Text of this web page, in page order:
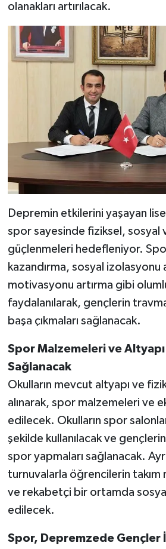
olanakları artırılacak.
Depremin etkilerini yaşayan
spor sayesinde fiziksel, sosyal
güçlenmeleri hedefleniyor.
kazandırma, sosyal izolasyonu
motivasyonu artırma gibi
faydalanılarak, gençlerin
başa çıkmaları sağlanacak.
Spor Malzemeleri ve
Sağlanacak
Okulların mevcut altyapı ve
alınarak, spor malzemeleri ve
edilecek. Okulların spor
şekilde kullanılacak ve
spor yapmaları sağlanacak.
turnuvalarla öğrencilerin takım
ve rekabetçi bir ortamda
edilecek.
Spor, Depremzede Gençler
HEDEF2020
OTOMOBİL
MİZAH
TARİH
YEREL
BÖLGEDEN
BİLİM TEKNOLOJİ
ASAYİŞ
SEÇİM 2015
ÇEVRE
BİLİM VE TEKNOLOJİ
YARIŞMALAR
TANITIM
HABERDE İNSAN